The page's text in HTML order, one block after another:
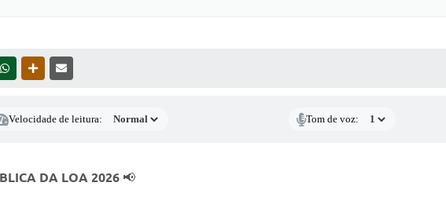
WHATSAPPOUTRAS MÍDIAS
Velocidade de leitura: Tom de voz:
DA LOA 2026 📢